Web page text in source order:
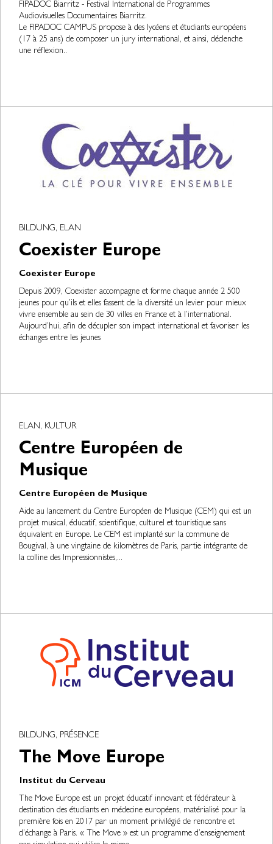
FIPADOC Biarritz - Festival International de Programmes
Audiovisuelles Documentaires Biarritz.
Le FIPADOC CAMPUS propose à des lycéens et étudiants européens
(17 à 25 ans) de composer un jury international, et ainsi, déclenche
une réflexion..
BILDUNG, ELAN
Coexister Europe
Coexister Europe
Depuis 2009, Coexister accompagne et forme chaque année 2 500
jeunes pour qu’ils et elles fassent de la diversité un levier pour mieux
vivre ensemble au sein de 30 villes en France et à l’international.
Aujourd’hui, afin de décupler son impact international et favoriser les
échanges entre les jeunes
ELAN, KULTUR
Centre Européen de
Musique
Centre Européen de Musique
Aide au lancement du Centre Européen de Musique (CEM) qui est un
projet musical, éducatif, scientifique, culturel et touristique sans
équivalent en Europe. Le CEM est implanté sur la commune de
Bougival, à une vingtaine de kilomètres de Paris, partie intégrante de
la colline des Impressionnistes,...
BILDUNG, PRÉSENCE
The Move Europe
Institut du Cerveau
The Move Europe est un projet éducatif innovant et fédérateur à
destination des étudiants en médecine européens, matérialisé pour la
première fois en 2017 par un moment privilégié de rencontre et
d’échange à Paris. « The Move » est un programme d’enseignement